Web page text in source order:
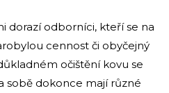
dorazí odborníci, kteří se na
cennost či obyčejný
očištění kovu se
sobě dokonce mají různé